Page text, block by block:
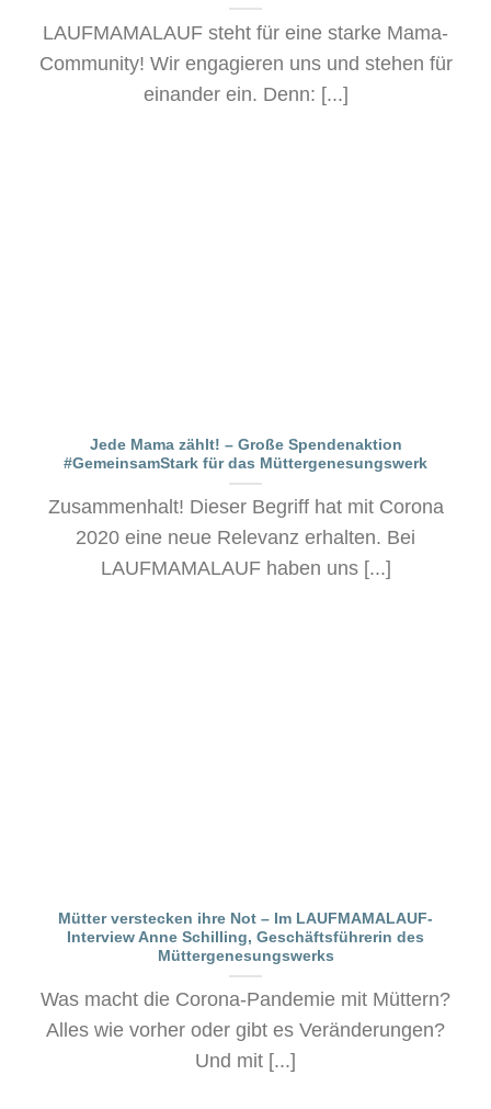
LAUFMAMALAUF steht für eine starke Mama-
Community! Wir engagieren uns und stehen für
einander ein. Denn: [...]
Jede Mama zählt! – Große Spendenaktion
#GemeinsamStark für das Müttergenesungswerk
Zusammenhalt! Dieser Begriff hat mit Corona
2020 eine neue Relevanz erhalten. Bei
LAUFMAMALAUF haben uns [...]
Mütter verstecken ihre Not – Im LAUFMAMALAUF-
Interview Anne Schilling, Geschäftsführerin des
Müttergenesungswerks
Was macht die Corona-Pandemie mit Müttern?
Alles wie vorher oder gibt es Veränderungen?
Und mit [...]